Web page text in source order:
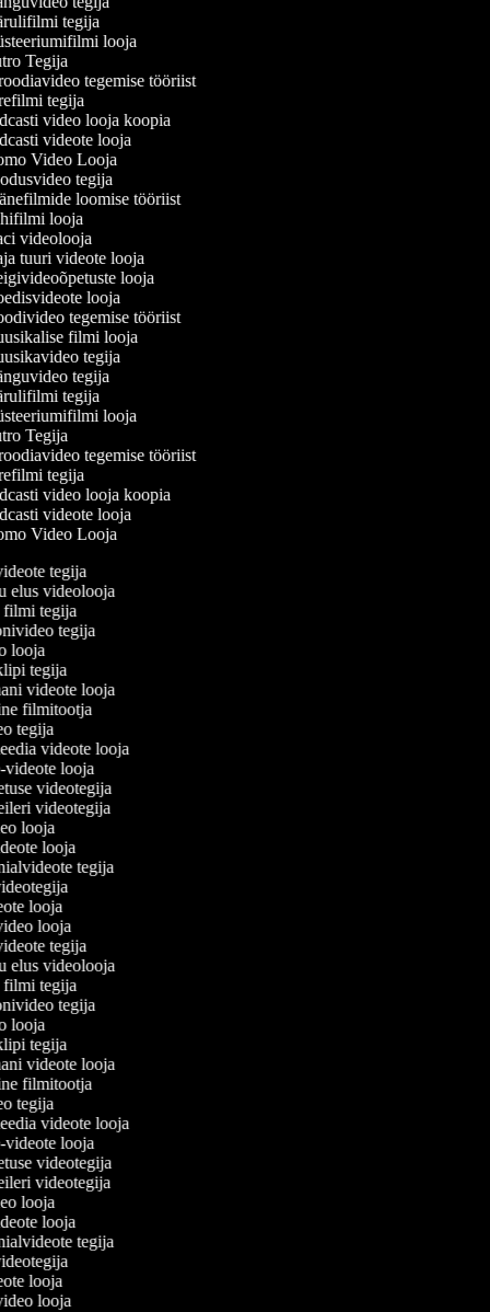
tegija
looja
Tegija
tegemise tööriist
tegija
video looja koopia
videote looja
Video Looja
tegija
loomise tööriist
looja
videolooja
tuuri videote looja
looja
looja
tegemise tööriist
filmi looja
tegija
tegija
tegija
looja
Tegija
tegemise tööriist
tegija
video looja koopia
videote looja
Video Looja
tegija
elus videolooja
filmi tegija
tegija
looja
tegija
videote looja
filmitootja
tegija
videote looja
videote looja
videotegija
videotegija
looja
looja
tegija
looja
looja
tegija
elus videolooja
filmi tegija
tegija
looja
tegija
videote looja
filmitootja
tegija
videote looja
videote looja
videotegija
videotegija
looja
looja
tegija
looja
looja